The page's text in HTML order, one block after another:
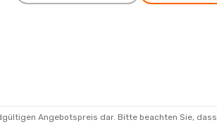
Angebotspreis dar. Bitte beachten Sie, dass